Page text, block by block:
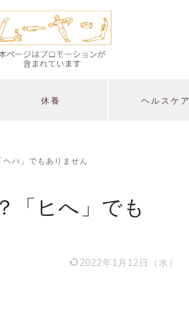
休養 ヘルスケア
ヘハ」でもありません
「ヒへ」でも
2022年1月12日（水）